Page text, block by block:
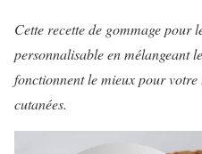
Cette recette de gommage pour
personnalisable en mélangeant
fonctionnent le mieux pour
cutanées.